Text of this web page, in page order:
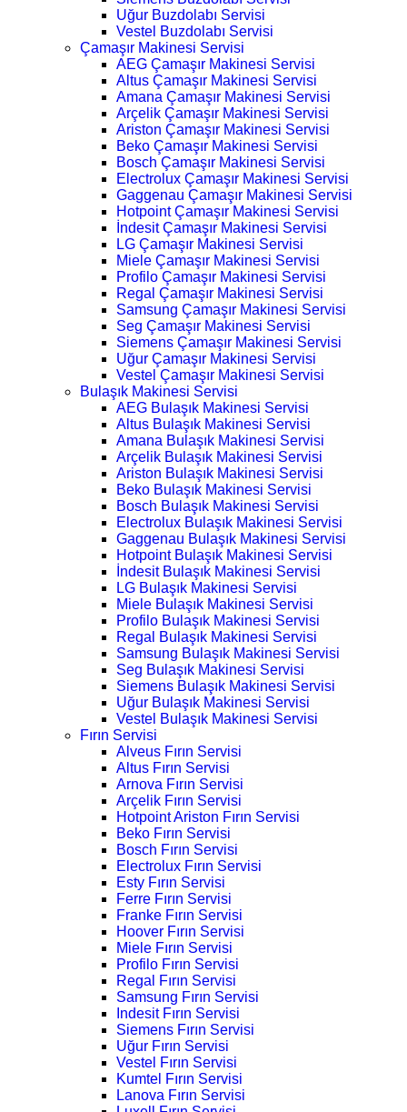
Uğur Buzdolabı Servisi
Vestel Buzdolabı Servisi
Çamaşır Makinesi Servisi
AEG Çamaşır Makinesi Servisi
Altus Çamaşır Makinesi Servisi
Amana Çamaşır Makinesi Servisi
Arçelik Çamaşır Makinesi Servisi
Ariston Çamaşır Makinesi Servisi
Beko Çamaşır Makinesi Servisi
Bosch Çamaşır Makinesi Servisi
Electrolux Çamaşır Makinesi Servisi
Gaggenau Çamaşır Makinesi Servisi
Hotpoint Çamaşır Makinesi Servisi
İndesit Çamaşır Makinesi Servisi
LG Çamaşır Makinesi Servisi
Miele Çamaşır Makinesi Servisi
Profilo Çamaşır Makinesi Servisi
Regal Çamaşır Makinesi Servisi
Samsung Çamaşır Makinesi Servisi
Seg Çamaşır Makinesi Servisi
Siemens Çamaşır Makinesi Servisi
Uğur Çamaşır Makinesi Servisi
Vestel Çamaşır Makinesi Servisi
Bulaşık Makinesi Servisi
AEG Bulaşık Makinesi Servisi
Altus Bulaşık Makinesi Servisi
Amana Bulaşık Makinesi Servisi
Arçelik Bulaşık Makinesi Servisi
Ariston Bulaşık Makinesi Servisi
Beko Bulaşık Makinesi Servisi
Bosch Bulaşık Makinesi Servisi
Electrolux Bulaşık Makinesi Servisi
Gaggenau Bulaşık Makinesi Servisi
Hotpoint Bulaşık Makinesi Servisi
İndesit Bulaşık Makinesi Servisi
LG Bulaşık Makinesi Servisi
Miele Bulaşık Makinesi Servisi
Profilo Bulaşık Makinesi Servisi
Regal Bulaşık Makinesi Servisi
Samsung Bulaşık Makinesi Servisi
Seg Bulaşık Makinesi Servisi
Siemens Bulaşık Makinesi Servisi
Uğur Bulaşık Makinesi Servisi
Vestel Bulaşık Makinesi Servisi
Fırın Servisi
Alveus Fırın Servisi
Altus Fırın Servisi
Arnova Fırın Servisi
Arçelik Fırın Servisi
Hotpoint Ariston Fırın Servisi
Beko Fırın Servisi
Bosch Fırın Servisi
Electrolux Fırın Servisi
Esty Fırın Servisi
Ferre Fırın Servisi
Franke Fırın Servisi
Hoover Fırın Servisi
Miele Fırın Servisi
Profilo Fırın Servisi
Regal Fırın Servisi
Samsung Fırın Servisi
Indesit Fırın Servisi
Siemens Fırın Servisi
Uğur Fırın Servisi
Vestel Fırın Servisi
Kumtel Fırın Servisi
Lanova Fırın Servisi